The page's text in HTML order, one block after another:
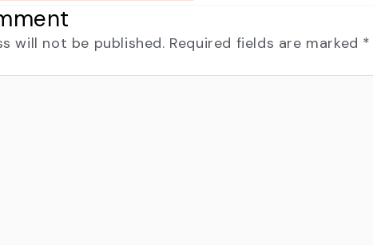
will not be published. Required fields are marked *